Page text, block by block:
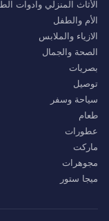
الأثاث المنزلي وادوات
الأم والطفل
الازياء والملابس
الصحة والجمال
بصريات
توصيل
سياحة وسفر
طعام
عطورات
ماركت
مجوهرات
ميجا ستور